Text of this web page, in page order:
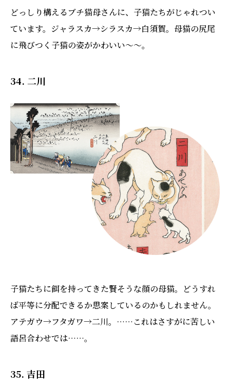
どっしり構えるブチ猫母さんに、子猫たちがじゃれつい
ています。ジャラスカ→シラスカ→白須賀。母猫の尻尾
に飛びつく子猫の姿がかわいい〜〜。
34. 二川
子猫たちに餌を持ってきた賢そうな顔の母猫。どうすれ
ば平等に分配できるか思案しているのかもしれません。
アテガウ→フタガワ→二川。……これはさすがに苦しい
語呂合わせでは……。
35. 吉田